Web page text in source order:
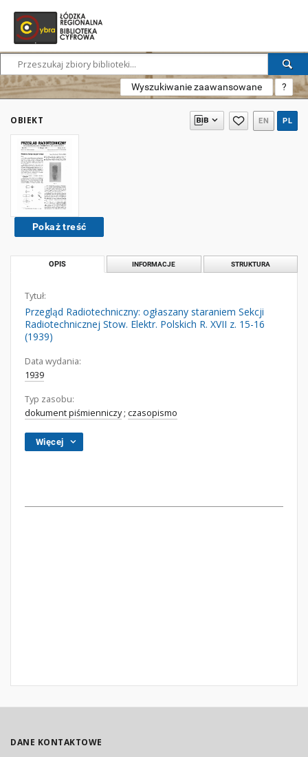
Wyszukiwanie zaawansowane ?
OBIEKT EN PL
Pokaż treść
OPIS INFORMACJE STRUKTURA
Tytuł:
Przegląd Radiotechniczny: ogłaszany staraniem Sekcji
Radiotechnicznej Stow. Elektr. Polskich R. XVII z. 15-16
(1939)
Data wydania:
1939
Typ zasobu:
dokument piśmienniczy; czasopismo
Więcej
DANE KONTAKTOWE